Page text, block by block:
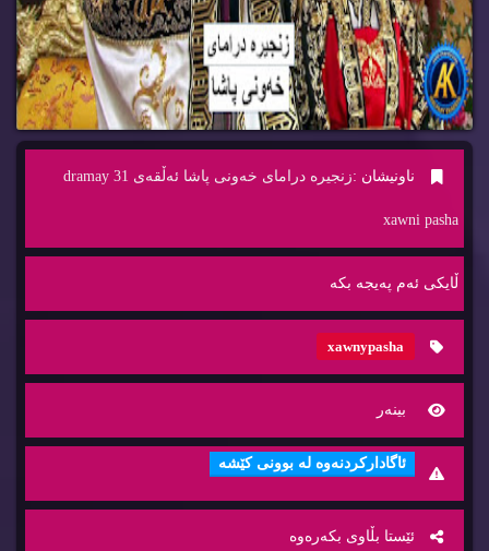
ناونیشان : زنجیره‌ درامای خه‌ونی پاشا ئه‌ڵقه‌ی 31 dramay
xawni pasha
ڵایكی ئه‌م په‌یجه‌ بكه‌
xawnypasha
بینه‌ر
ئاگاداركردنه‌وه‌ له‌ بوونی كێشه‌
ئێستا بڵاوی بكه‌ره‌وه‌